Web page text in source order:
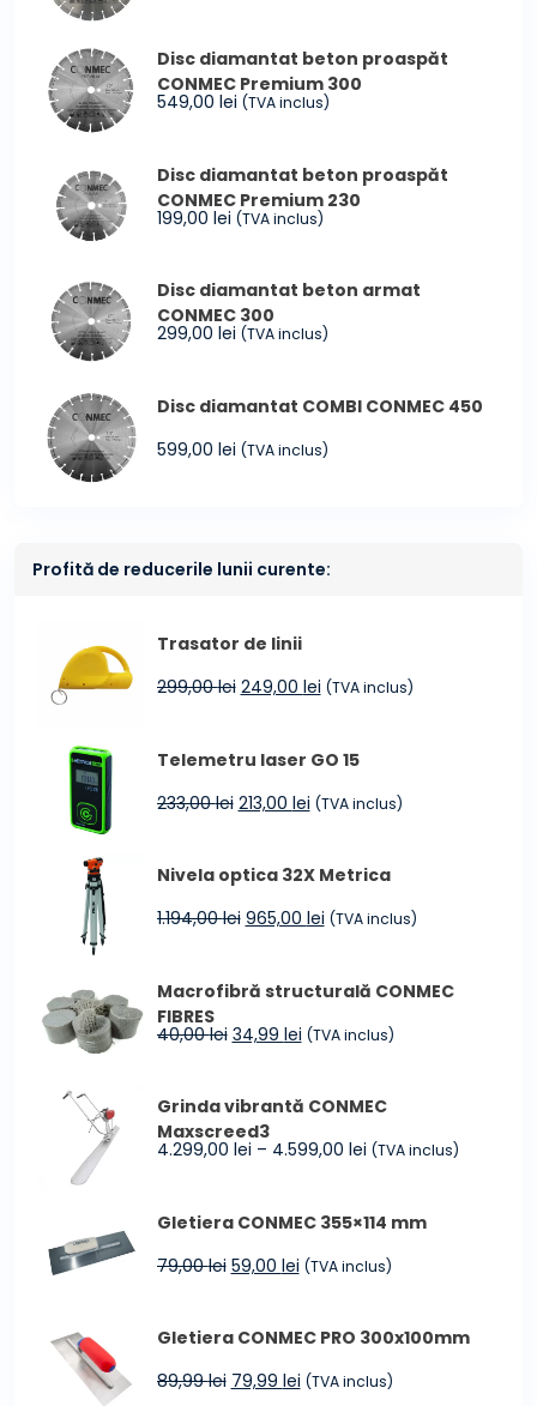
Disc diamantat beton proaspăt
CONMEC Premium 300
549,00 lei (TVA inclus)
Disc diamantat beton proaspăt
CONMEC Premium 230
199,00 lei (TVA inclus)
Disc diamantat beton armat
CONMEC 300
299,00 lei (TVA inclus)
Disc diamantat COMBI CONMEC 450
599,00 lei (TVA inclus)
Profită de reducerile lunii curente:
Trasator de linii
299,00lei Prețul
fost:
249,00 leiPrețul
249,00 lei.
(TVA inclus)
Telemetru laser GO 15
233,00lei Prețul
fost:
213,00 leiPrețul
213,00 lei.
(TVA inclus)
Nivela optica 32X Metrica
1.194,00lei Prețul
fost:
965,00 leiPrețul
965,00 lei.
(TVA inclus)
Macrofibră structurală CONMEC
FIBRES
40,00lei Prețul
fost:
40,00 lei.
34,99 leiPrețul
34,99 lei.
(TVA inclus)
Grinda vibrantă CONMEC
Maxscreed3
4.299,00 lei – 4.599,00 leiInterval
4.299,00 lei
la
(TVA inclus)
Gletiera CONMEC 355×114 mm
79,00lei Prețul
fost:
59,00 leiPrețul
59,00 lei.
(TVA inclus)
Gletiera CONMEC PRO 300x100mm
89,99lei Prețul
79,99 leiPrețul
(TVA inclus)